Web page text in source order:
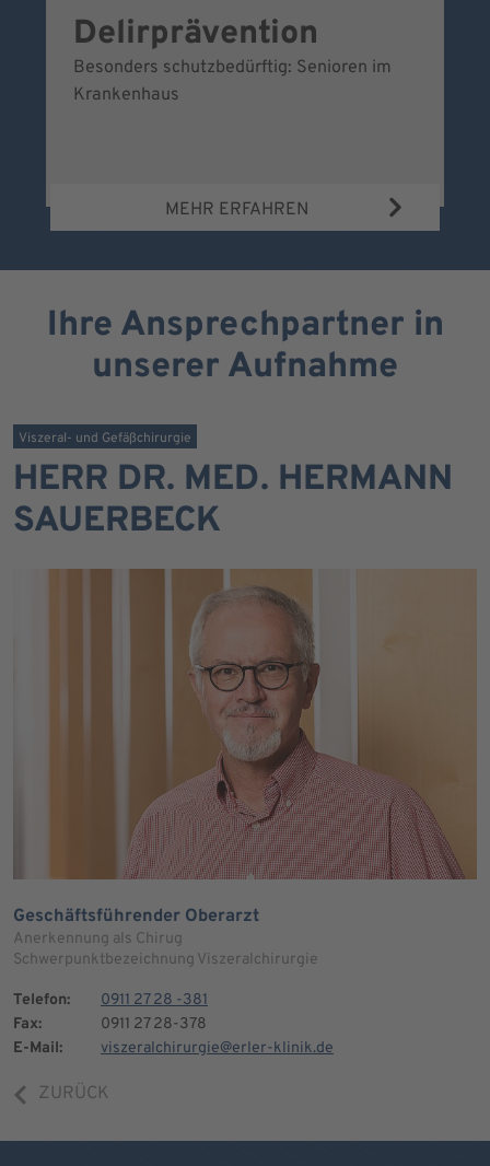
Delirprävention
Besonders schutzbedürftig: Senioren im
Krankenhaus
MEHR ERFAHREN
Ihre Ansprechpartner in
unserer Aufnahme
Viszeral- und Gefäßchirurgie
HERR DR. MED. HERMANN
SAUERBECK
Geschäftsführender Oberarzt
Anerkennung als Chirug
Schwerpunktbezeichnung Viszeralchirurgie
Telefon:
0911 27 28 -381
Fax:
0911 27 28-378
E-Mail:
viszeralchirurgie@erler-klinik.de
ZURÜCK